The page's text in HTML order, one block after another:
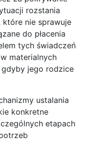
rozstania
nie sprawuje
do płacenia
tych świadczeń
materialnych
gdyby jego rodzice
ustalania
konkretne
etapach